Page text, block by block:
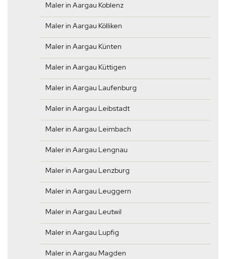
Maler in Aargau Koblenz
Maler in Aargau Kölliken
Maler in Aargau Künten
Maler in Aargau Küttigen
Maler in Aargau Laufenburg
Maler in Aargau Leibstadt
Maler in Aargau Leimbach
Maler in Aargau Lengnau
Maler in Aargau Lenzburg
Maler in Aargau Leuggern
Maler in Aargau Leutwil
Maler in Aargau Lupfig
Maler in Aargau Magden